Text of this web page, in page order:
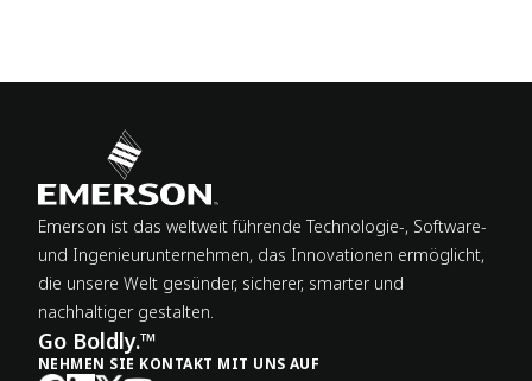
Emerson ist das weltweit führende Technologie-, Software-
und Ingenieur­unternehmen, das Innovationen ermöglicht,
die unsere Welt gesünder, sicherer, smarter und
nachhaltiger gestalten.
Go Boldly.™
NEHMEN SIE KONTAKT MIT UNS AUF